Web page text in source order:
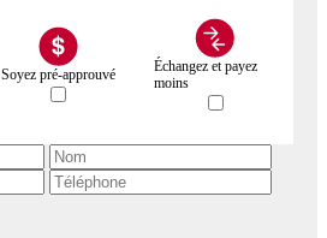
Soyez pré-approuvé
Échangez et payez
moins